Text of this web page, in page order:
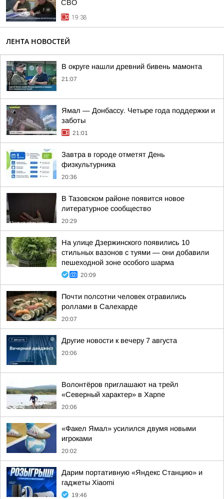
СВО
19:38
ЛЕНТА НОВОСТЕЙ
В округе нашли древний бивень мамонта
21:07
Ямал — Донбассу. Четыре года поддержки и
заботы
21:01
Завтра в городе отметят День
физкультурника
20:36
В Тазовском районе появится новое
литературное сообщество
20:29
На улице Дзержинского появились 10
стильных вазонов с туями — они добавили
пешеходной зоне особого шарма
20:09
Почти полсотни человек отравились
роллами в Салехарде
20:07
Другие новости к вечеру 7 августа
20:06
Волонтёров приглашают на трейл
«Северный характер» в Харпе
20:06
«Факел Ямал» усилился двумя новыми
игроками
20:02
Дарим портативную «Яндекс Станцию» и
гаджеты Xiaomi
19:46